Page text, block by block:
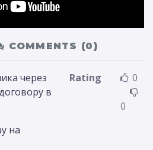
COMMENTS (0)
через
в
на
Rating 0
0